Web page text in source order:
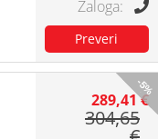
-5%
289,41 €
304,65